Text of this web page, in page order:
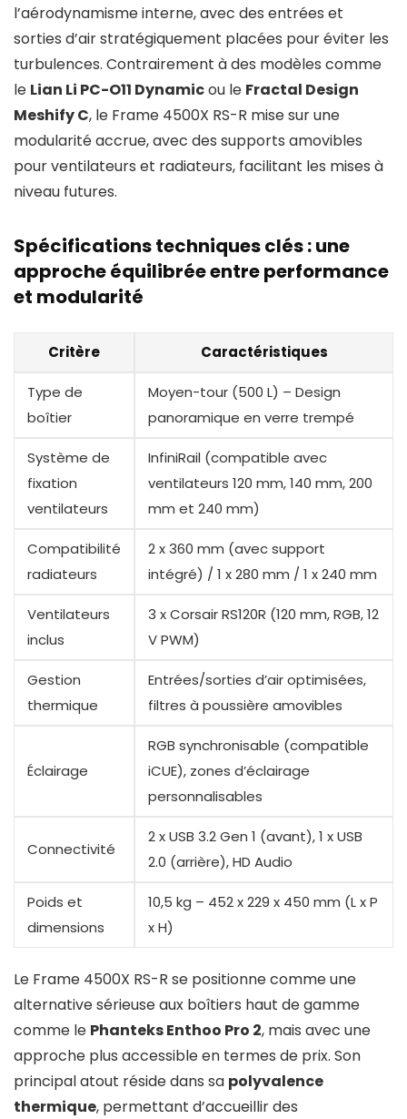
l’aérodynamisme interne, avec des entrées et
sorties d’air stratégiquement placées pour éviter les
turbulences. Contrairement à des modèles comme
le Lian Li PC-O11 Dynamicou le Fractal Design
Meshify C, le Frame 4500X RS-R mise sur une
modularité accrue, avec des supports amovibles
pour ventilateurs et radiateurs, facilitant les mises à
niveau futures.
Spécifications techniques clés : une
approche équilibrée entre performance
et modularité
Critère Caractéristiques
Type de
boîtier
Moyen-tour (500 L) – Design
panoramique en verre trempé
Système de
fixation
ventilateurs
InfiniRail (compatible avec
ventilateurs 120 mm, 140 mm, 200
mm et 240 mm)
Compatibilité
radiateurs
2 x 360 mm (avec support
intégré) / 1 x 280 mm / 1 x 240 mm
Ventilateurs
inclus
3 x Corsair RS120R (120 mm, RGB, 12
V PWM)
Gestion
thermique
Entrées/sorties d’air optimisées,
filtres à poussière amovibles
Éclairage
RGB synchronisable (compatible
iCUE), zones d’éclairage
personnalisables
Connectivité
2 x USB 3.2 Gen 1 (avant), 1 x USB
2.0 (arrière), HD Audio
Poids et
dimensions
10,5 kg – 452 x 229 x 450 mm (L x P
x H)
Le Frame 4500X RS-R se positionne comme une
alternative sérieuse aux boîtiers haut de gamme
comme le Phanteks Enthoo Pro 2, mais avec une
approche plus accessible en termes de prix. Son
principal atout réside dans sa polyvalence
thermique, permettant d’accueillir des